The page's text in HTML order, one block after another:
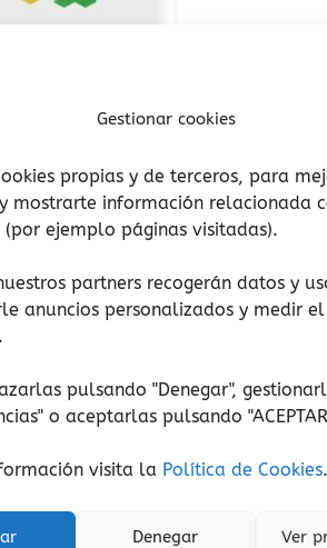
Gestionar cookies
propias y de terceros, para
mostrarte información relacionada
(por ejemplo páginas visitadas).
partners recogerán datos y
anuncios personalizados y medir el
pulsando "Denegar",
" o aceptarlas pulsando
visita la Política de Cookies.
Denegar Ver
Plus-Plus®
carrito
de deseos
Añadir